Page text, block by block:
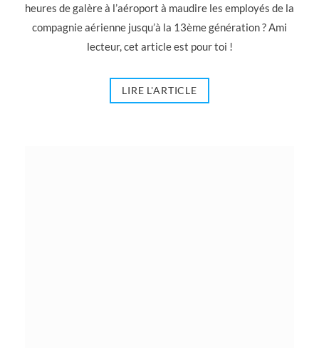
heures de galère à l’aéroport à maudire les employés de la
compagnie aérienne jusqu’à la 13ème génération ? Ami
lecteur, cet article est pour toi !
LIRE L'ARTICLE